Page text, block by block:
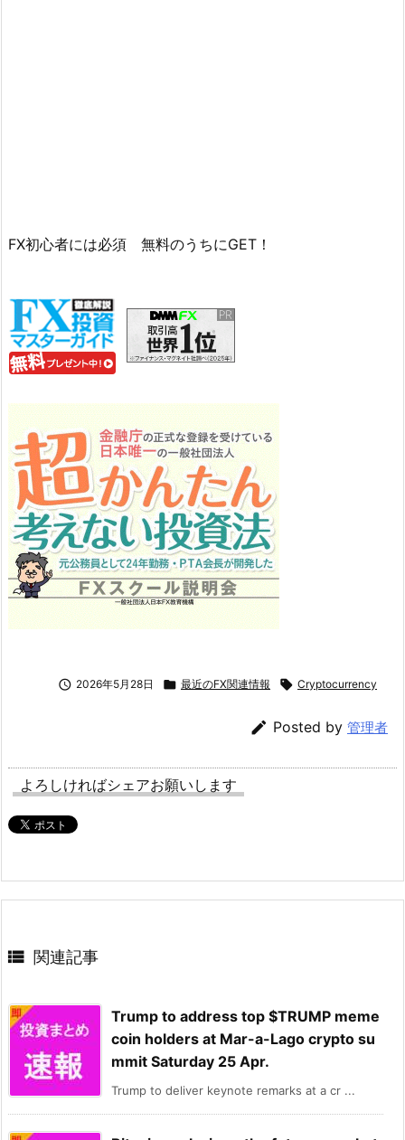
FX初心者には必須 無料のうちにGET！
 2026年5月28日  最近のFX関連情報  Cryptocurrency
 Posted by 管理者
よろしければシェアお願いします
 関連記事
Trump to address top $TRUMP meme
coin holders at Mar-a-Lago crypto su
mmit Saturday 25 Apr.
Trump to deliver keynote remarks at a cr ...